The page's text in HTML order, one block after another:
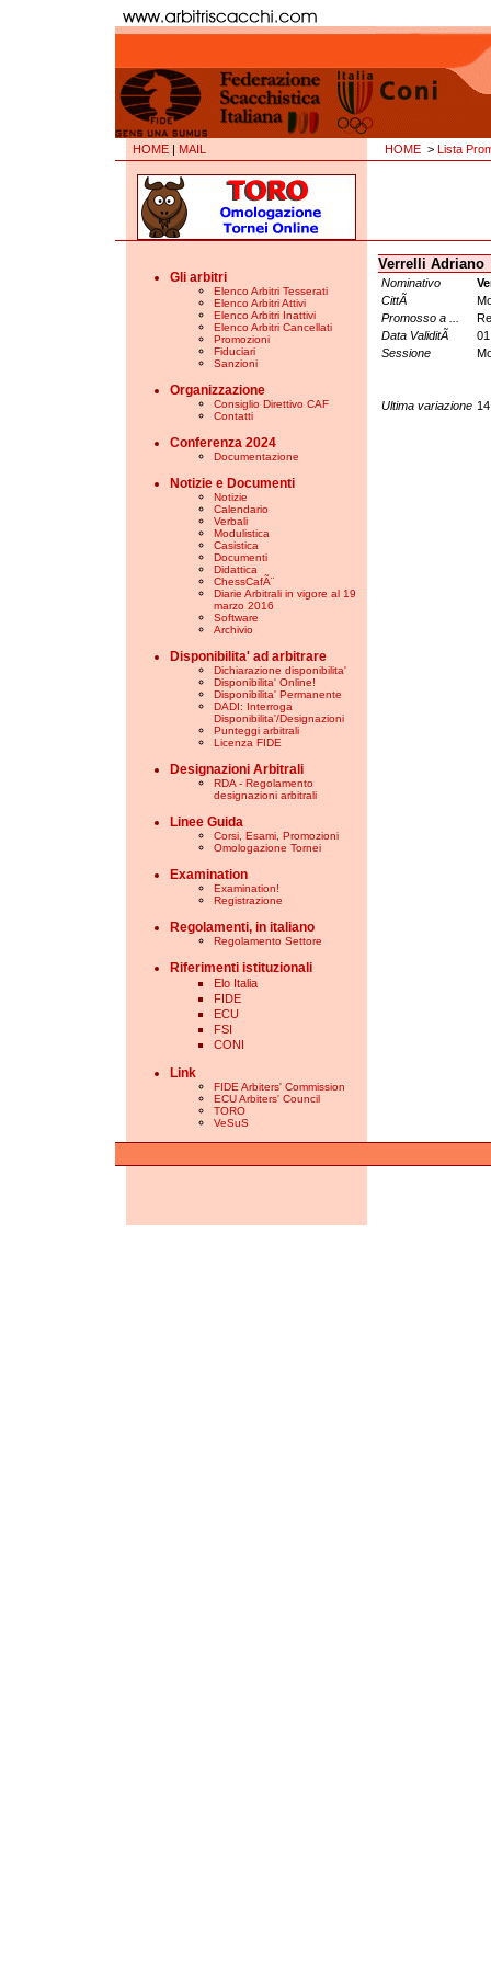
HOME | MAIL HOME > Lista
Gli arbitri
Elenco Arbitri Tesserati
Elenco Arbitri Attivi
Elenco Arbitri Inattivi
Elenco Arbitri Cancellati
Promozioni
Fiduciari
Sanzioni
Organizzazione
Consiglio Direttivo CAF
Contatti
Conferenza 2024
Documentazione
Notizie e Documenti
Notizie
Calendario
Verbali
Modulistica
Casistica
Documenti
Didattica
ChessCafÃ¨
Diarie Arbitrali in vigore al 19
marzo 2016
Software
Archivio
Disponibilita' ad arbitrare
Dichiarazione disponibilita'
Disponibilita' Online!
Disponibilita' Permanente
DADI: Interroga
Disponibilita'/Designazioni
Punteggi arbitrali
Licenza FIDE
Designazioni Arbitrali
RDA - Regolamento
designazioni arbitrali
Linee Guida
Corsi, Esami, Promozioni
Omologazione Tornei
Examination
Examination!
Registrazione
Regolamenti, in italiano
Regolamento Settore
Riferimenti istituzionali
Elo Italia
FIDE
ECU
FSI
CONI
Link
FIDE Arbiters' Commission
ECU Arbiters' Council
TORO
VeSuS
Verrelli Adriano
Nominativo
CittÃ
Promosso a ...
Data ValiditÃ
Sessione
Ultima variazione